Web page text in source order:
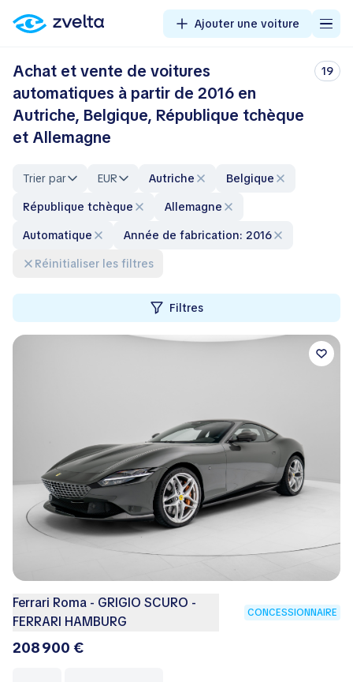
Ajouter une voiture
Achat et vente de voitures
automatiques à partir de 2016 en
Autriche, Belgique, République tchèque
et Allemagne
19
Trier par EUR Autriche
Belgique
République tchèque
Allemagne
automatique
Année de fabrication: 2016
Réinitialiser les filtres
Filtres
Ferrari Roma - GRIGIO SCURO -
FERRARI HAMBURG
CONCESSIONNAIRE
208 900 €